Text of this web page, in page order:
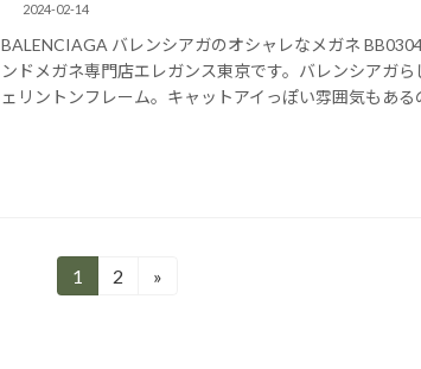
2024-02-14
BALENCIAGA バレンシアガのオシャレなメガネ
ンドメガネ専門店エレガンス東京です。バレンシアガ
ェリントンフレーム。キャットアイっぽい雰囲気もある
固
1
固
2 »